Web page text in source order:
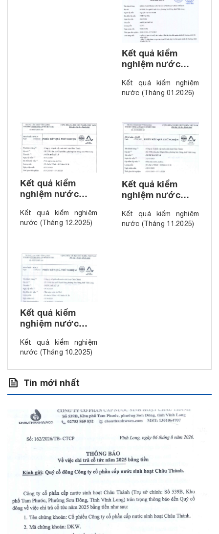
Kết quả kiểm
nghiệm nước
Kết quả kiểm nghiệm
nước (Tháng 01.2026)
Kết quả kiểm
nghiệm nước
Kết quả kiểm nghiệm
nước (Tháng 12.2025)
Kết quả kiểm
nghiệm nước
Kết quả kiểm nghiệm
nước (Tháng 11.2025)
Kết quả kiểm
nghiệm nước
Kết quả kiểm nghiệm
nước (Tháng 10.2025)
feed Tin mới nhất